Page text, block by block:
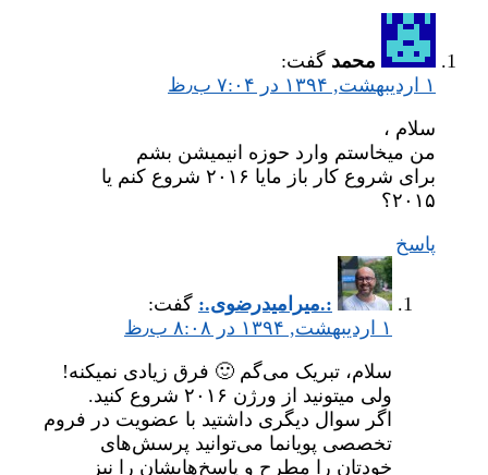
محمد گفت:
۱ اردیبهشت, ۱۳۹۴ در ۷:۰۴ ب٫ظ
سلام ،
من میخاستم وارد حوزه انیمیشن بشم
برای شروع کار باز مایا ۲۰۱۶ شروع کنم یا
۲۰۱۵؟
پاسخ
:.میر‌امیدرضوی.: گفت:
۱ اردیبهشت, ۱۳۹۴ در ۸:۰۸ ب٫ظ
سلام، تبریک می‌گم 🙂 فرق زیادی نمیکنه!
ولی میتونید از ورژن ۲۰۱۶ شروع کنید.
اگر سوال دیگری داشتید با عضویت در فروم
تخصصی پویانما می‌توانید پرسش‌های
خودتان را مطرح و پاسخ‌هایشان را نیز